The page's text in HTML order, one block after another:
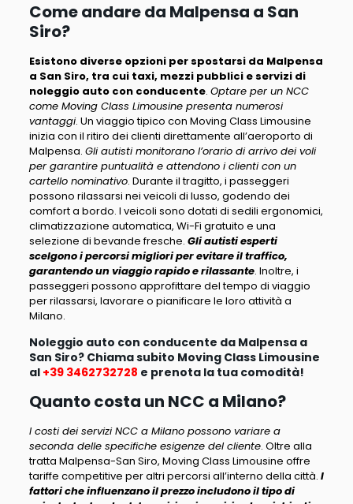
Come andare da Malpensa a San
Siro?
Esistono diverse opzioni per spostarsi da Malpensa
a San Siro, tra cui taxi, mezzi pubblici e servizi di
noleggio auto con conducente. Optare per un NCC
come Moving Class Limousine presenta numerosi
vantaggi. Un viaggio tipico con Moving Class Limousine
inizia con il ritiro dei clienti direttamente all’aeroporto di
Malpensa. Gli autisti monitorano l’orario di arrivo dei voli
per garantire puntualità e attendono i clienti con un
cartello nominativo. Durante il tragitto, i passeggeri
possono rilassarsi nei veicoli di lusso, godendo dei
comfort a bordo. I veicoli sono dotati di sedili ergonomici,
climatizzazione automatica, Wi-Fi gratuito e una
selezione di bevande fresche. Gli autisti esperti
scelgono i percorsi migliori per evitare il traffico,
garantendo un viaggio rapido e rilassante. Inoltre, i
passeggeri possono approfittare del tempo di viaggio
per rilassarsi, lavorare o pianificare le loro attività a
Milano.
Noleggio auto con conducente da Malpensa a
San Siro? Chiama subito Moving Class Limousine
al +39 3462732728 e prenota la tua comodità!
Quanto costa un NCC a Milano?
I costi dei servizi NCC a Milano possono variare a
seconda delle specifiche esigenze del cliente. Oltre alla
tratta Malpensa-San Siro, Moving Class Limousine offre
tariffe competitive per altri percorsi all’interno della città. I
fattori che influenzano il prezzo includono il tipo di